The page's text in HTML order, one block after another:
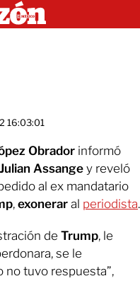
16:03:01
Obrador informó
Julian Assange y reveló
al ex mandatario
, exonerar al periodista.
de Trump, le
se le
no tuvo respuesta”,